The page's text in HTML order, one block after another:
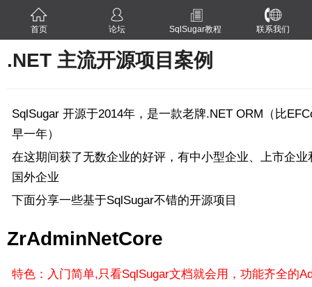
首页 论坛 SqlSugar教程 联系我们
.NET 主流开源项目案例
SqlSugar 开源于2014年，是一款老牌.NET ORM（比
早一年）
在这期间获了无数企业的好评，有中小型企业、上市企业
国外企业
下面分享一些基于SqlSugar不错的开源项目
ZrAdminNetCore
特色：入门简单,只看SqlSugar文档就会用，功能齐全的